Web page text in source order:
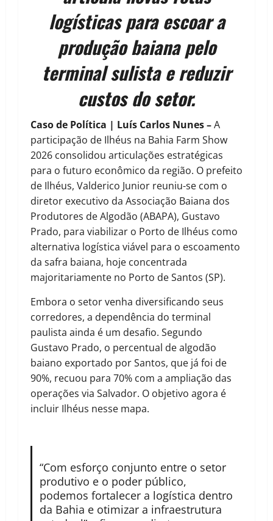
logísticas para escoar a
produção baiana pelo
terminal sulista e reduzir
custos do setor.
Caso de Política | Luís Carlos Nunes –A
participação de Ilhéus na Bahia Farm Show
2026 consolidou articulações estratégicas
para o futuro econômico da região. O prefeito
de Ilhéus, Valderico Junior reuniu-se com o
diretor executivo da Associação Baiana dos
Produtores de Algodão (ABAPA), Gustavo
Prado, para viabilizar o Porto de Ilhéus como
alternativa logística viável para o escoamento
da safra baiana, hoje concentrada
majoritariamente no Porto de Santos (SP).
Embora o setor venha diversificando seus
corredores, a dependência do terminal
paulista ainda é um desafio. Segundo
Gustavo Prado, o percentual de algodão
baiano exportado por Santos, que já foi de
90%, recuou para 70% com a ampliação das
operações via Salvador. O objetivo agora é
incluir Ilhéus nesse mapa.
“Com esforço conjunto entre o setor
produtivo e o poder público,
podemos fortalecer a logística dentro
da Bahia e otimizar a infraestrutura